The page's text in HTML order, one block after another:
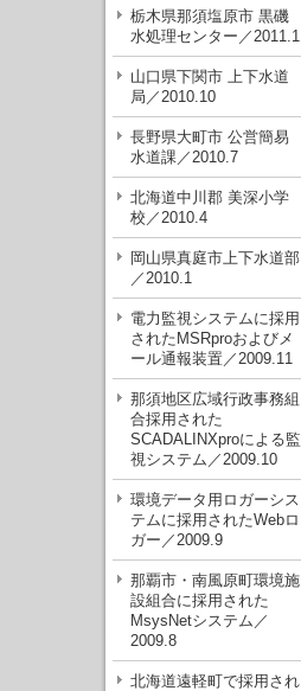
栃木県那須塩原市 黒磯
水処理センター／2011.1
山口県下関市 上下水道
局／2010.10
長野県大町市 公営簡易
水道課／2010.7
北海道中川郡 美深小学
校／2010.4
岡山県真庭市上下水道部
／2010.1
電力監視システムに採用
されたMSRproおよびメ
ール通報装置／2009.11
那須地区広域行政事務組
合採用された
SCADALINXproによる監
視システム／2009.10
環境データ用ロガーシス
テムに採用されたWebロ
ガー／2009.9
那覇市・南風原町環境施
設組合に採用された
MsysNetシステム／
2009.8
北海道遠軽町で採用され